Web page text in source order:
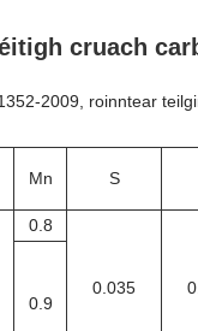
cruach
2009, roinntear
Mn S
0.8
0.035
0.9